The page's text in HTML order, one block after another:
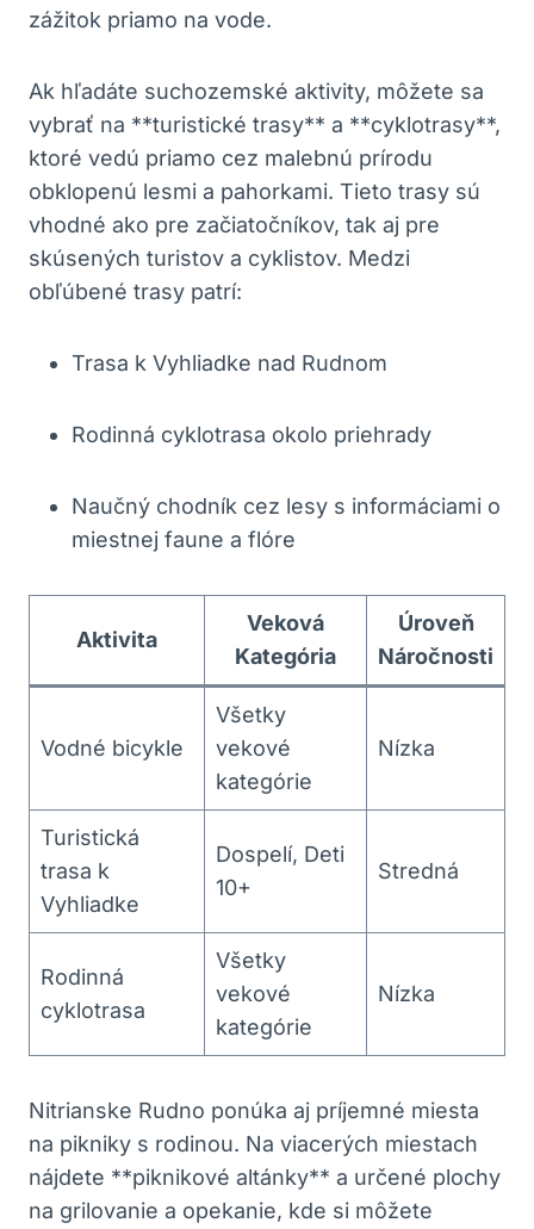
zážitok priamo⁤ na ‍vode.
Ak⁣ hľadáte ​suchozemské aktivity, môžete sa
vybrať na **turistické trasy** a **cyklotrasy**,
ktoré vedú priamo cez malebnú prírodu
obklopenú lesmi​ a ​pahorkami. Tieto trasy ⁢sú
vhodné ako pre začiatočníkov, tak aj pre
skúsených ​turistov ‍a cyklistov.⁢ Medzi
obľúbené⁤ trasy patrí:
Trasa k Vyhliadke‌ nad Rudnom
Rodinná cyklotrasa okolo priehrady
Naučný chodník cez lesy​ s informáciami o
miestnej faune a‌ flóre
Aktivita
Veková
Kategória
Úroveň
Náročnosti
Vodné ‌bicykle
Všetky
vekové
kategórie
Nízka
Turistická‌
trasa k
Vyhliadke
Dospelí,⁢ Deti
10+
Stredná
Rodinná⁢
cyklotrasa
Všetky
vekové
kategórie
Nízka
Nitrianske Rudno ponúka aj príjemné miesta
na pikniky s rodinou. Na viacerých miestach
nájdete **piknikové altánky** a ‍určené​ plochy
na grilovanie a opekanie,⁣ kde⁣ si môžete